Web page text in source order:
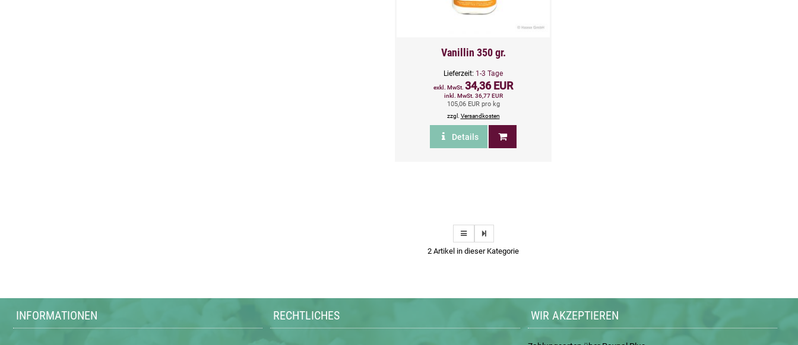
Vanillin 350 gr.
Lieferzeit: 1-3 Tage
exkl. MwSt. 34,36 EUR
inkl. MwSt. 36,77 EUR
105,06 EUR pro kg
zzgl. Versandkosten
Details
2 Artikel in dieser Kategorie
INFORMATIONEN RECHTLICHES WIR AKZEPTIEREN